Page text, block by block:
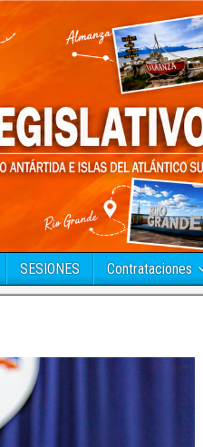
SESIONES Contrataciones